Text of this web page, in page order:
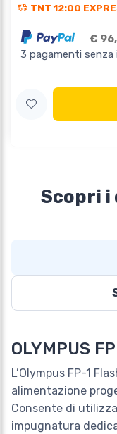
TNT 12:00
€
3 pagamenti senza
Scopri i
OLYMPUS
L’Olympus FP-1
alimentazione
Consente di
impugnatura